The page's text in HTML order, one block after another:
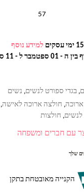
57
למידע נוסף
ל - 11 ספטמבר
, בגדי ספורט לנשים, נשים
, חולצה ארוכה לאישה,
, חולצות
עם חברים ומשפחה
שלך
הקנייה מאובטחת בתקן